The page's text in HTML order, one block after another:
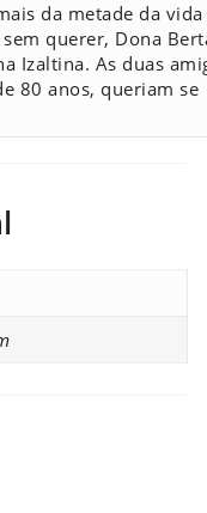
da metade da
querer, Dona
Izaltina. As duas
80 anos, queriam se